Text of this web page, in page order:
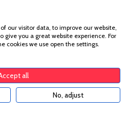
de edad?
debes tener la edad legal de
lo cual es suficiente para
si tienes más de18años
our visitor data, to improve our website,
give you a great website experience. For
cookies we use open the settings.
all
No, adjust